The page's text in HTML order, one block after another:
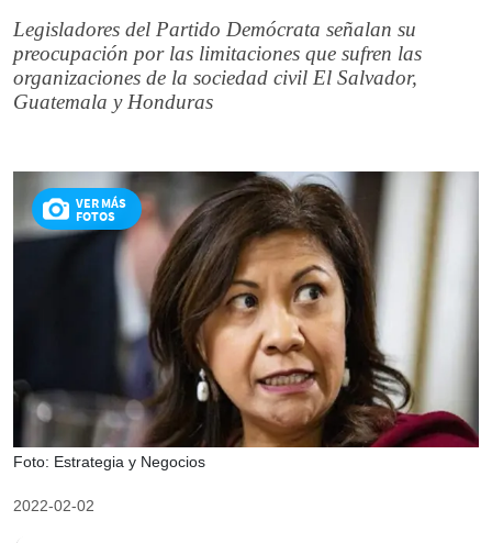
Legisladores del Partido Demócrata señalan su
preocupación por las limitaciones que sufren las
organizaciones de la sociedad civil El Salvador,
Guatemala y Honduras
VER MÁS
FOTOS
Foto: Estrategia y Negocios
2022-02-02